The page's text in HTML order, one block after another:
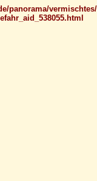
panorama/